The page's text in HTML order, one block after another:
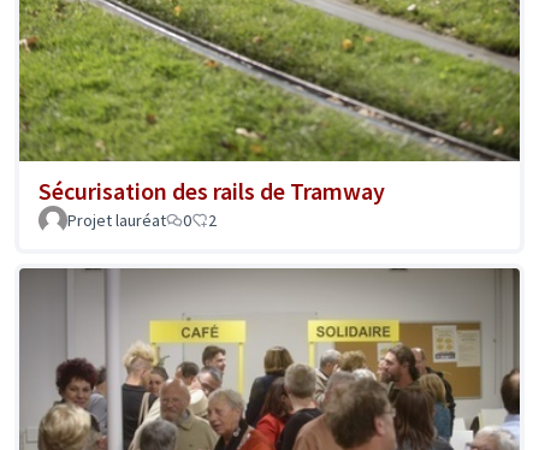
Sécurisation des rails de Tramway
Projet lauréat 0 2